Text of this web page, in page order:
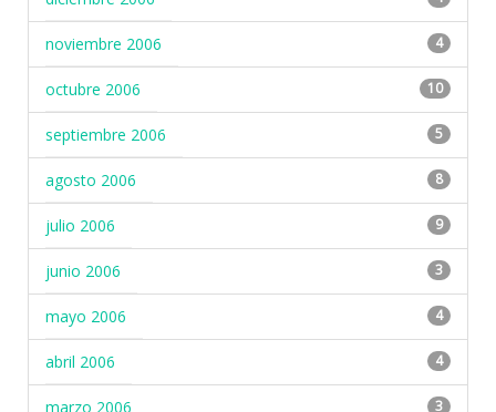
noviembre 2006 4
octubre 2006 10
septiembre 2006 5
agosto 2006 8
julio 2006 9
junio 2006 3
mayo 2006 4
abril 2006 4
marzo 2006 3